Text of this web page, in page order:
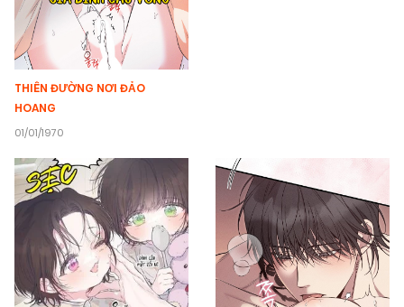
THIÊN ĐƯỜNG NƠI ĐẢO
HOANG
01/01/1970